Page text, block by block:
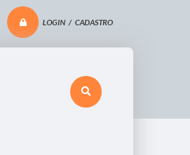
LOGIN / CADASTRO